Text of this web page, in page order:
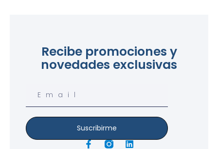
Recibe promociones y
novedades exclusivas
Suscribirme
F
L